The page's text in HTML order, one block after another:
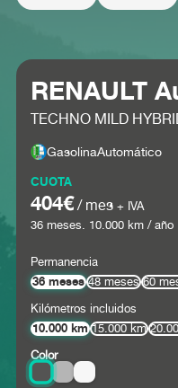
RENAULT
TECHNO MILD
GasolinaAutomático
CUOTA
404€/ mes + IVA
36meses. 10.000km / año
Permanencia
36 meses 48 meses
60
Kilómetros incluidos
10.000 km 15.000 km
Color